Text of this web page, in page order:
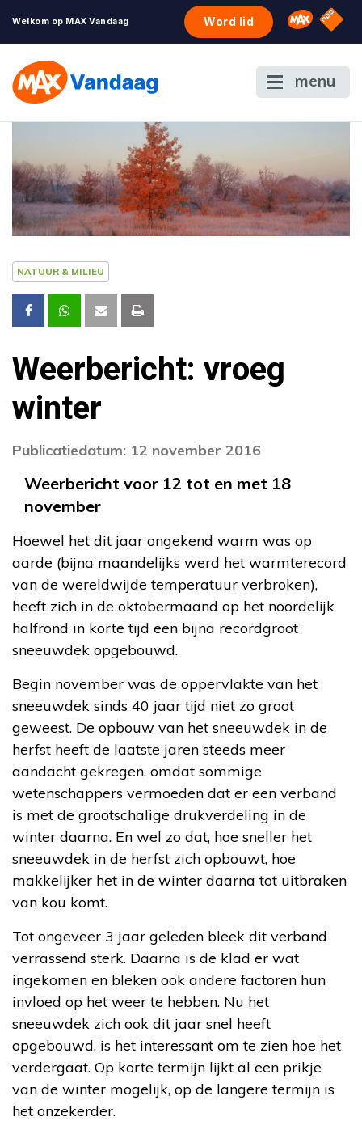
Welkom op MAX Vandaag Word lid Omroep
NPO
menu
NATUUR & MILIEU
Weerbericht: vroeg
winter
Publicatiedatum: 12 november 2016
Weerbericht voor 12 tot en met 18
november
Hoewel het dit jaar ongekend warm was op
aarde (bijna maandelijks werd het warmterecord
van de wereldwijde temperatuur verbroken),
heeft zich in de oktobermaand op het noordelijk
halfrond in korte tijd een bijna recordgroot
sneeuwdek opgebouwd.
Begin november was de oppervlakte van het
sneeuwdek sinds 40 jaar tijd niet zo groot
geweest. De opbouw van het sneeuwdek in de
herfst heeft de laatste jaren steeds meer
aandacht gekregen, omdat sommige
wetenschappers vermoeden dat er een verband
is met de grootschalige drukverdeling in de
winter daarna. En wel zo dat, hoe sneller het
sneeuwdek in de herfst zich opbouwt, hoe
makkelijker het in de winter daarna tot uitbraken
van kou komt.
Tot ongeveer 3 jaar geleden bleek dit verband
verrassend sterk. Daarna is de klad er wat
ingekomen en bleken ook andere factoren hun
invloed op het weer te hebben. Nu het
sneeuwdek zich ook dit jaar snel heeft
opgebouwd, is het interessant om te zien hoe het
verdergaat. Op korte termijn lijkt al een prikje
van de winter mogelijk, op de langere termijn is
het onzekerder.